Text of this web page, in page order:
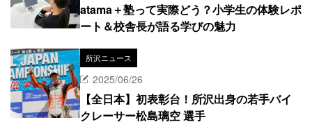
atama＋塾って実際どう？小学生の体験レポ
ート＆校舎長が語る学びの魅力
所沢ニュース
2025/06/26
【全日本】初表彰台！所沢出身の若手バイ
クレーサー松島璃空 選手